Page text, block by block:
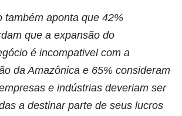
também aponta que 42%
que a expansão do
é incompativel com a
da Amazônica e 65% consideram
e indústrias deveriam ser
a destinar parte de seus lucros